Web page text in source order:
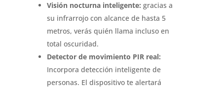
Visión nocturna inteligente: gracias a
su infrarrojo con alcance de hasta 5
metros, verás quién llama incluso en
total oscuridad.
Detector de movimiento PIR real:
Incorpora detección inteligente de
personas. El dispositivo te alertará